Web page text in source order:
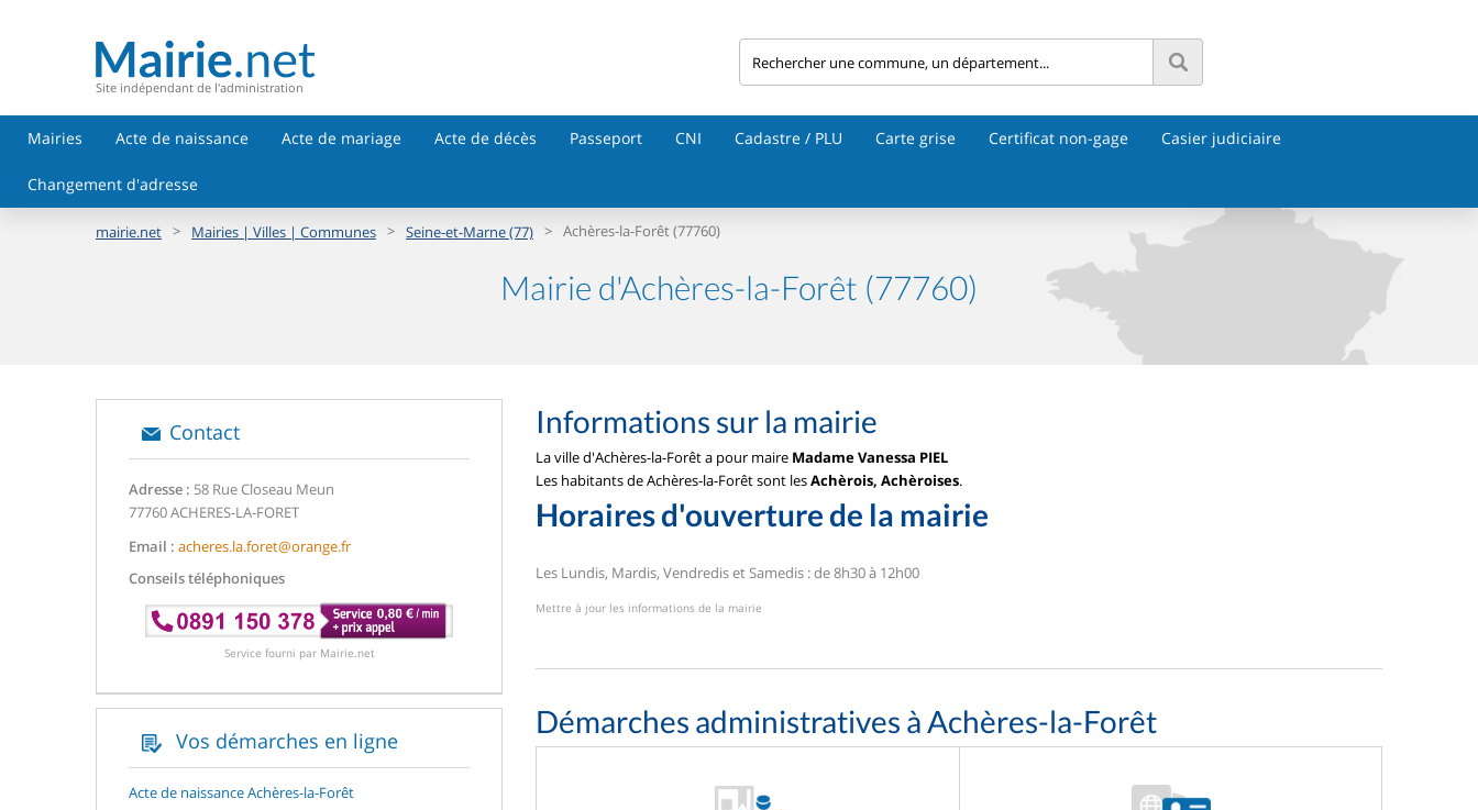
Site indépendant de l'administration
Mairies Acte de naissance Acte de mariage Acte de décès Passeport CNI Cadastre / PLU Carte grise Certificat non-gage Casier judiciaire
Changement d'adresse
mairie.net > Mairies | Villes | Communes > Seine-et-Marne (77) > Achères-la-Forêt (77760)
Mairie d'Achères-la-Forêt (77760)
Contact
Adresse : 58 Rue Closeau Meun
77760 ACHERES-LA-FORET
Email : acheres.la.foret@orange.fr
Conseils téléphoniques
Service fourni par Mairie.net
Vos démarches en ligne
Acte de naissance Achères-la-Forêt
Informations sur la mairie
La ville d'Achères-la-Forêt a pour maire Madame Vanessa PIEL
Les habitants de Achères-la-Forêt sont lesAchèrois, Achèroises.
Horaires d'ouverture de la mairie
Les Lundis, Mardis, Vendredis et Samedis : de 8h30 à 12h00
Mettre à jour les informations de la mairie
Démarches administratives à Achères-la-Forêt